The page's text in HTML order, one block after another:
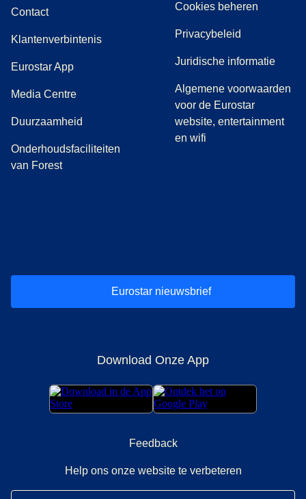
Contact
Klantenverbintenis
Eurostar App
Media Centre( opent in een nieuwe tab)
Duurzaamheid
Onderhoudsfaciliteiten
van Forest
Cookies beheren
Privacybeleid
Juridische informatie
Algemene voorwaarden
voor de Eurostar
website, entertainment
en wifi
Eurostar nieuwsbrief
Download Onze App
Feedback
Help ons onze website te verbeteren